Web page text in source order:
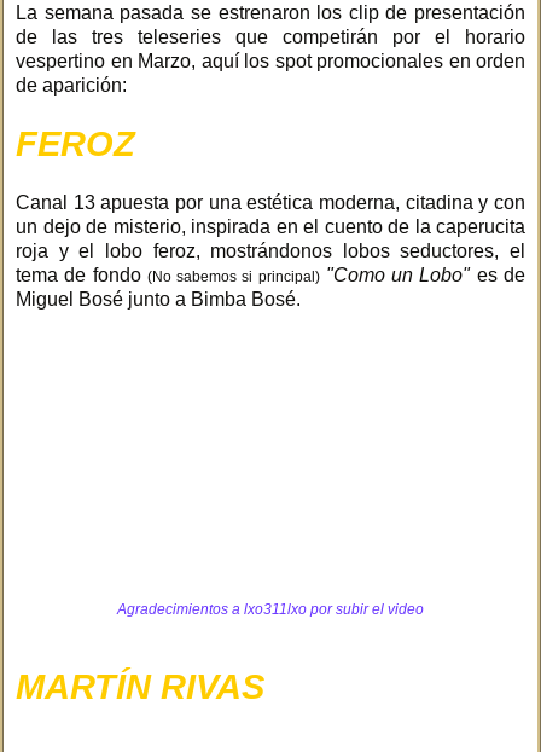
La semana pasada se estrenaron los clip de presentación
de las tres teleseries que competirán por el horario
vespertino en Marzo, aquí los spot promocionales en orden
de aparición:
FEROZ
Canal 13 apuesta por una estética moderna, citadina y con
un dejo de misterio, inspirada en el cuento de la caperucita
roja y el lobo feroz, mostrándonos lobos seductores, el
tema de fondo (No sabemos si principal) "Como un Lobo"es de
Miguel Bosé junto a Bimba Bosé.
Agradecimientos a lxo311lxo por subir el video
MARTÍN RIVAS